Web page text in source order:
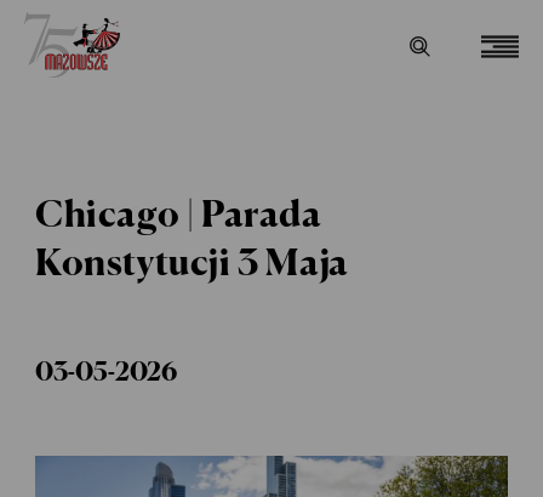
Chicago | Parada
Konstytucji 3 Maja
03-05-2026